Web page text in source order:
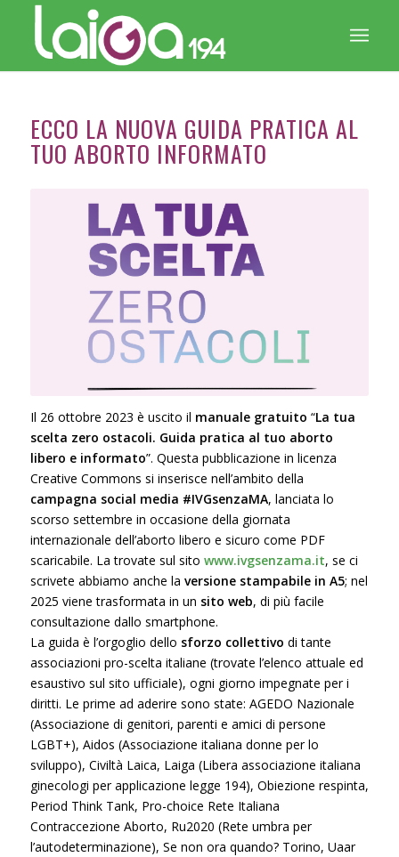
ECCO LA NUOVA GUIDA PRATICA AL
TUO ABORTO INFORMATO
Il 26 ottobre 2023 è uscito il manuale gratuito “La tua
scelta zero ostacoli. Guida pratica al tuo aborto
libero e informato”. Questa pubblicazione in licenza
Creative Commons si inserisce nell’ambito della
campagna social media #IVGsenzaMA, lanciata lo
scorso settembre in occasione della giornata
internazionale dell’aborto libero e sicuro come PDF
scaricabile. La trovate sul sito www.ivgsenzama.it, se ci
scrivete abbiamo anche la versione stampabile in A5; nel
2025 viene trasformata in un sito web, di più facile
consultazione dallo smartphone.
La guida è l’orgoglio dello sforzo collettivo di tante
associazioni pro-scelta italiane (trovate l’elenco attuale ed
esaustivo sul sito ufficiale), ogni giorno impegnate per i
diritti. Le prime ad aderire sono state: AGEDO Nazionale
(Associazione di genitori, parenti e amici di persone
LGBT+), Aidos (Associazione italiana donne per lo
sviluppo), Civiltà Laica, Laiga (Libera associazione italiana
ginecologi per applicazione legge 194), Obiezione respinta,
Period Think Tank, Pro-choice Rete Italiana
Contraccezione Aborto, Ru2020 (Rete umbra per
l’autodeterminazione), Se non ora quando? Torino, Uaar